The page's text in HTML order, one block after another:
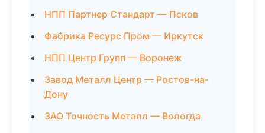
НПП Партнер Стандарт — Псков
Фабрика Ресурс Пром — Иркутск
НПП Центр Групп — Воронеж
Завод Металл Центр — Ростов-на-
Дону
ЗАО Точность Металл — Вологда